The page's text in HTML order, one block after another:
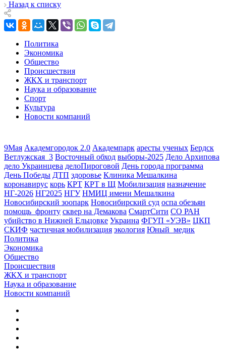
Назад к списку
Политика
Экономика
Общество
Происшествия
ЖКХ и транспорт
Наука и образование
Спорт
Культура
Новости компаний
9Мая Академгородок 2.0 Академпарк аресты ученых Бердск
Ветлужская_3 Восточный обход выборы-2025 Дело Архипова
дело Украинцева делоПироговой День города программа
День Победы ДТП здоровье Клиника Мешалкина
коронавирус корь КРТ КРТ в Щ Мобилизация назначение
НГ-2026 НГ2025 НГУ НМИЦ имени Мешалкина
Новосибирский зоопарк Новосибирский суд оспа обезьян
помощь_фронту сквер на Демакова СмартСити СО РАН
убийство в Нижней Ельцовке Украина ФГУП «УЭВ» ЦКП
СКИФ частичная мобилизация экология Юный_медик
Политика
Экономика
Общество
Происшествия
ЖКХ и транспорт
Наука и образование
Новости компаний